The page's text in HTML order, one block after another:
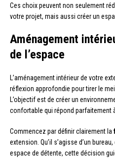
Ces choix peuvent non seulement
votre projet, mais aussi créer un
Aménagement
de l’espace
L’aménagement intérieur de votre
réflexion approfondie pour tirer le
L’objectif est de créer un
confortable qui répond parfaitement
Commencez par définir clairement la
extension. Qu’il s’agisse d’un
espace de détente, cette décision